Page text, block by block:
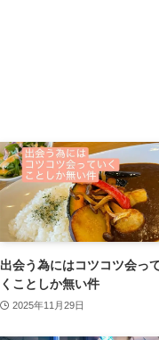
出会う為にはコツコツ会っ
くことしか無い件
2025年11月29日